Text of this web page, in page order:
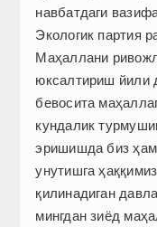
навбатдаги
Экологик партия
Маҳаллани
юксалтириш йили
бевосита
кундалик
эришишда биз
унутишга
қилинадиган
мингдан зиёд